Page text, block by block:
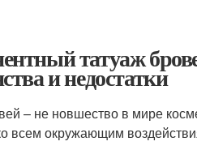
татуаж
и недостатки
– не новшество в мире
всем окружающим